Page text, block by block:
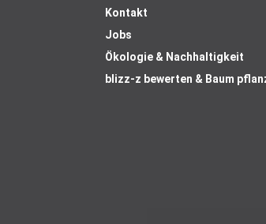
Kontakt
Jobs
Ökologie & Nachhaltigkeit
blizz-z bewerten & Baum